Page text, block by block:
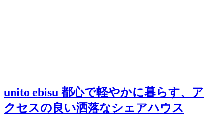
unito ebisu 都心で軽やかに暮らす、ア
クセスの良い洒落なシェアハウス